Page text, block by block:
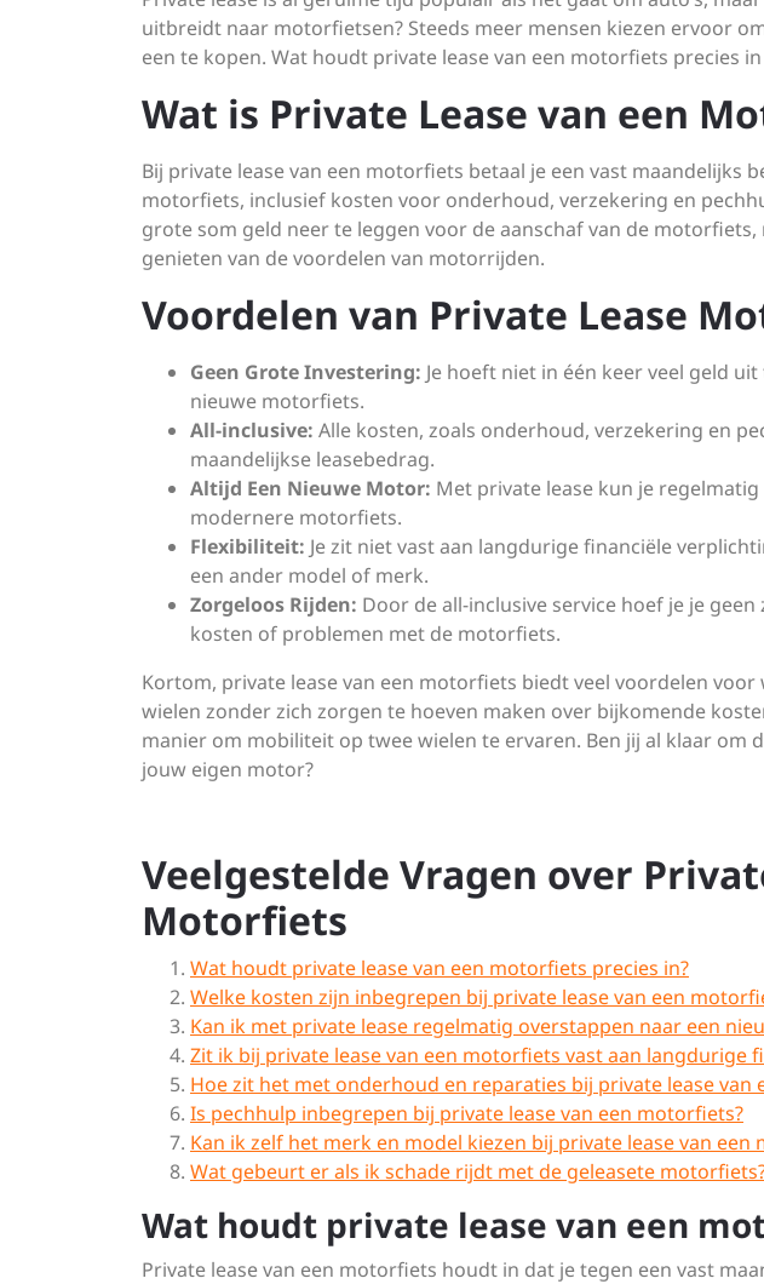
uitbreidt naar motorfietsen? Steeds meer mensen kiezen ervoor
een te kopen. Wat houdt private lease van een motorfiets precies
Wat is Private Lease van een
Bij private lease van een motorfiets betaal je een vast maandelijks
motorfiets, inclusief kosten voor onderhoud, verzekering en
grote som geld neer te leggen voor de aanschaf van de
genieten van de voordelen van motorrijden.
Voordelen van Private Lease
Geen Grote Investering: Je hoeft niet in één keer veel geld
nieuwe motorfiets.
All-inclusive: Alle kosten, zoals onderhoud, verzekering en
maandelijkse leasebedrag.
Altijd Een Nieuwe Motor: Met private lease kun je
modernere motorfiets.
Flexibiliteit: Je zit niet vast aan langdurige financiële
een ander model of merk.
Zorgeloos Rijden: Door de all-inclusive service hoef je je
kosten of problemen met de motorfiets.
Kortom, private lease van een motorfiets biedt veel voordelen
wielen zonder zich zorgen te hoeven maken over bijkomende
manier om mobiliteit op twee wielen te ervaren. Ben jij al klaar om
jouw eigen motor?
Veelgestelde Vragen over
Motorfiets
Wat houdt private lease van een motorfiets precies in?
Welke kosten zijn inbegrepen bij private lease van een
Kan ik met private lease regelmatig overstappen naar een
Zit ik bij private lease van een motorfiets vast aan langdurige
Hoe zit het met onderhoud en reparaties bij private lease van
Is pechhulp inbegrepen bij private lease van een motorfiets?
Kan ik zelf het merk en model kiezen bij private lease van een
Wat gebeurt er als ik schade rijdt met de geleasete
Wat houdt private lease van een
Private lease van een motorfiets houdt in dat je tegen een vast